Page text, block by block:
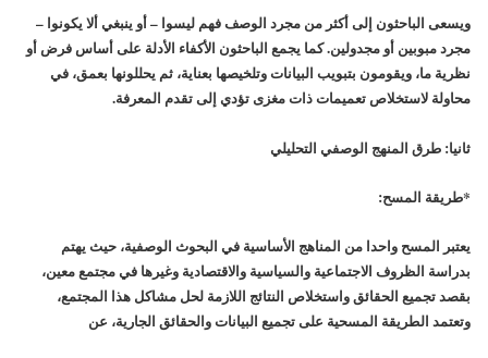
ويسعى الباحثون إلى أكثر من مجرد الوصف فهم ليسوا – أو ينبغي ألا يكونوا –
مجرد مبوبين أو مجدولين. كما يجمع الباحثون الأكفاء الأدلة على أساس فرض أو
نظرية ما، ويقومون بتبويب البيانات وتلخيصها بعناية، ثم يحللونها بعمق، في
محاولة لاستخلاص تعميمات ذات مغزى تؤدي إلى تقدم المعرفة.
ثانيا: طرق المنهج الوصفي التحليلي
*طريقة المسح:
يعتبر المسح واحدا من المناهج الأساسية في البحوث الوصفية، حيث يهتم
بدراسة الظروف الاجتماعية والسياسية والاقتصادية وغيرها في مجتمع معين،
بقصد تجميع الحقائق واستخلاص النتائج اللازمة لحل مشاكل هذا المجتمع،
وتعتمد الطريقة المسحية على تجميع البيانات والحقائق الجارية، عن